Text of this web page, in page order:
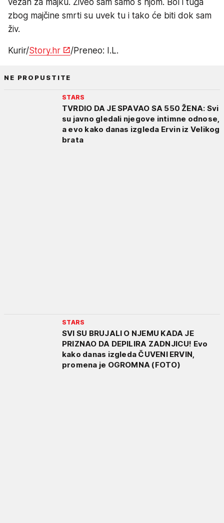
zbog majčine smrti su uvek tu i tako će biti dok sam
živ.
Kurir/Story.hr /Preneo: I.L.
NE PROPUSTITE
STARS
TVRDIO DA JE SPAVAO SA 550 ŽENA: Svi
su javno gledali njegove intimne odnose,
a evo kako danas izgleda Ervin iz Velikog
brata
STARS
SVI SU BRUJALI O NJEMU KADA JE
PRIZNAO DA DEPILIRA ZADNJICU! Evo
kako danas izgleda ČUVENI ERVIN,
promena je OGROMNA (FOTO)